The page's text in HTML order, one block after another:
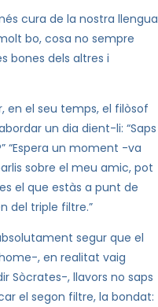
cura de la nostra llengua
bo, cosa no sempre
bones dels altres i
en el seu temps, el filòsof
un dia dient-li: “Saps
“Espera un moment -va
sobre el meu amic, pot
el que estàs a punt de
del triple filtre.”
segur que el
, en realitat vaig
Sòcrates-, llavors no saps
el segon filtre, la bondat: